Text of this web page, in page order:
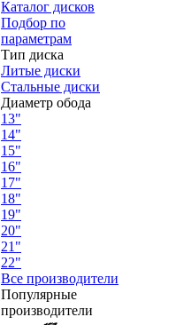
Каталог дисков
Подбор по
параметрам
Тип диска
Литые диски
Стальные диски
Диаметр обода
13"
14"
15"
16"
17"
18"
19"
20"
21"
22"
Все производители
Популярные
производители